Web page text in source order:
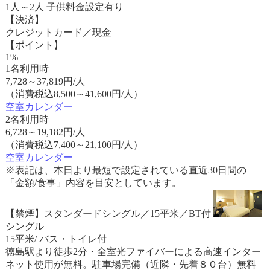
1人～2人 子供料金設定有り
【決済】
クレジットカード／現金
【ポイント】
1%
1名利用時
7,728～37,819円/人
（消費税込8,500～41,600円/人）
空室カレンダー
2名利用時
6,728～ 19,182円/人
（消費税込7,400～21,100円/人）
空室カレンダー
※表記は、本日より最短で設定されている直近30日間の
「金額/食事」内容を目安としています。
【禁煙】スタンダードシングル／15平米／BT付
シングル
15平米/ バス・トイレ付
徳島駅より徒歩2分・全室光ファイバーによる高速インター
ネット使用が無料。駐車場完備（近隣・先着８０台）無料